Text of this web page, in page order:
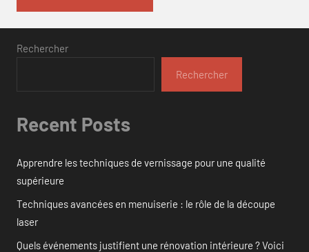
Rechercher
Rechercher
Recent Posts
Apprendre les techniques de vernissage pour une qualité
supérieure
Techniques avancées en menuiserie : le rôle de la découpe
laser
Quels événements justifient une rénovation intérieure ? Voici